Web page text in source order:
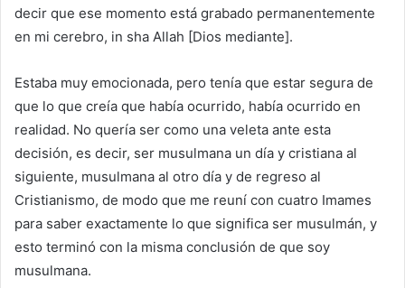
decir que ese momento está grabado permanentemente
en mi cerebro, in sha Allah [Dios mediante].
Estaba muy emocionada, pero tenía que estar segura de
que lo que creía que había ocurrido, había ocurrido en
realidad. No quería ser como una veleta ante esta
decisión, es decir, ser musulmana un día y cristiana al
siguiente, musulmana al otro día y de regreso al
Cristianismo, de modo que me reuní con cuatro Imames
para saber exactamente lo que significa ser musulmán, y
esto terminó con la misma conclusión de que soy
musulmana.